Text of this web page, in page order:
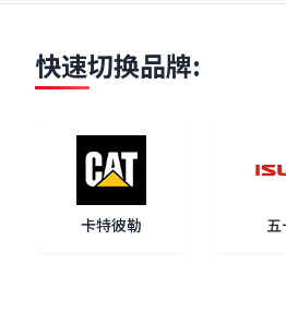
快速切换品牌:
卡特彼勒 五